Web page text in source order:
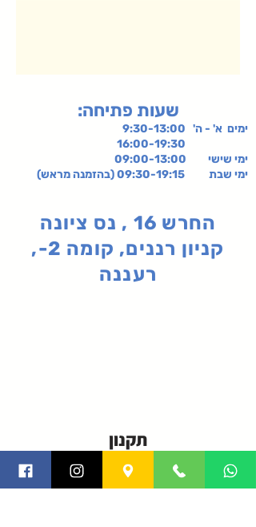
:שעות פתיחה
ימים א' - ה' 9:30-13:00
ימי שישי 09:00-13:00
ימי שבת 09:30-19:15 (בהזמנה מראש)
החרש 16 , נס ציונה
קניון רננים, קומה 2-,
רעננה
תקנון